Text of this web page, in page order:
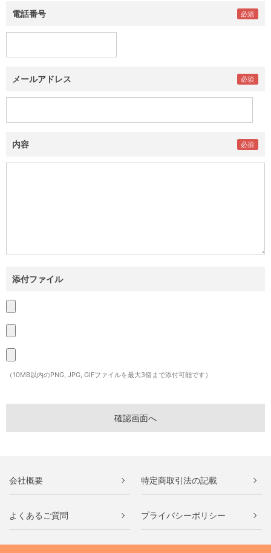
電話番号
メールアドレス
内容
添付ファイル
（10MB以内のPNG, JPG, GIFファイルを最大3個まで添付可能です）
会社概要 特定商取引法の記載
よくあるご質問 プライバシーポリシー